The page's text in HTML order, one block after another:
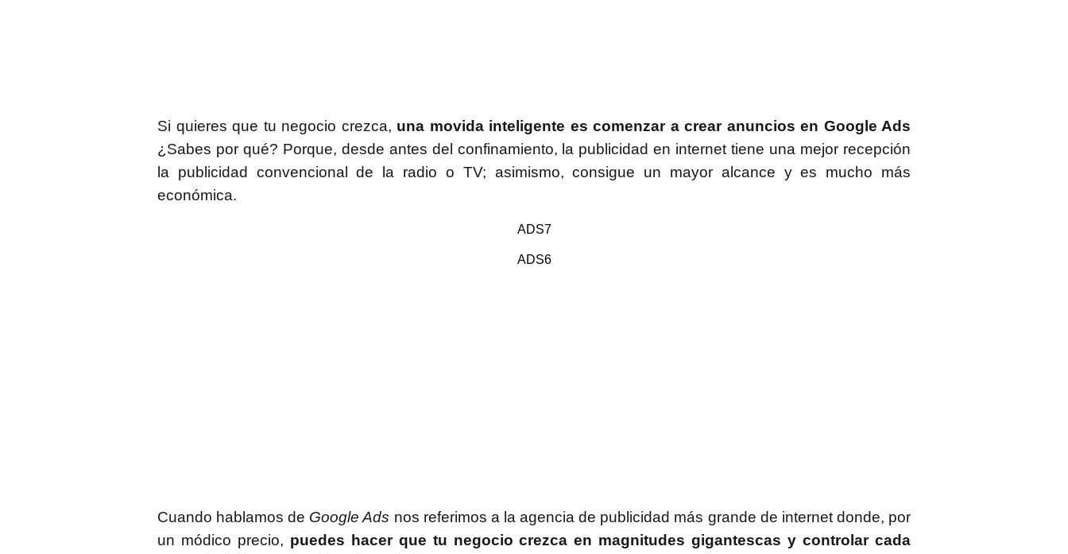
Si quieres que tu negocio crezca, una movida inteligente es comenzar a crear anuncios en Google Ads
¿Sabes por qué? Porque, desde antes del confinamiento, la publicidad en internet tiene una mejor recepción
la publicidad convencional de la radio o TV; asimismo, consigue un mayor alcance y es mucho más
económica.
ADS7
ADS6
Cuando hablamos de Google Ads nos referimos a la agencia de publicidad más grande de internet donde, por
un módico precio, puedes hacer que tu negocio crezca en magnitudes gigantescas y controlar cada